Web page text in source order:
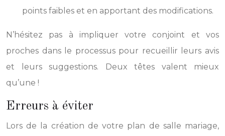
points faibles et en apportant des modifications.
N’hésitez pas à impliquer votre conjoint et vos
proches dans le processus pour recueillir leurs avis
et leurs suggestions. Deux têtes valent mieux
qu’une !
Erreurs à éviter
Lors de la création de votre plan de salle mariage,